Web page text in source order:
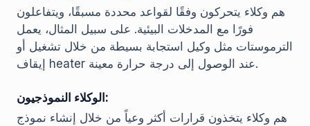
هم وكلاء يتحركون وفقًا لقواعد محددة مسبقًا، ويتفاعلون
فورًا مع المدخلات البيئية. على سبيل المثال، يعمل
الترموستات مثل وكيل استجابة بسيطة من خلال تشغيل أو
إيقاف heater عند الوصول إلى درجة حرارة معينة.
الوكلاء النموذجيون:
هم وكلاء يتخذون قرارات أكثر وعياً من خلال إنشاء نموذج